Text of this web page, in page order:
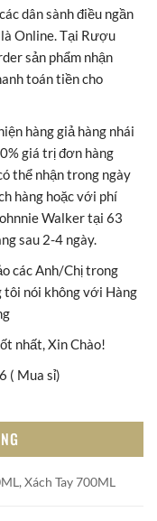
dân sành điều ngần
Online. Tại Rượu
sản phẩm nhận
toán tiền cho
hàng giả hàng nhái
giá trị đơn hàng
thể nhận trong ngày
hàng hoặc với phí
Walker tại 63
sau 2-4 ngày.
các Anh/Chị trong
tôi nói không với Hàng
nhất, Xin Chào!
( Mua sỉ)
Xách Tay 700ML